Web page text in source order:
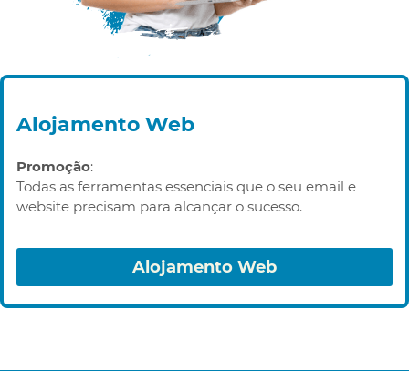
Alojamento Web
Promoção:
Todas as ferramentas essenciais que o seu email e
website precisam para alcançar o sucesso.
Alojamento Web